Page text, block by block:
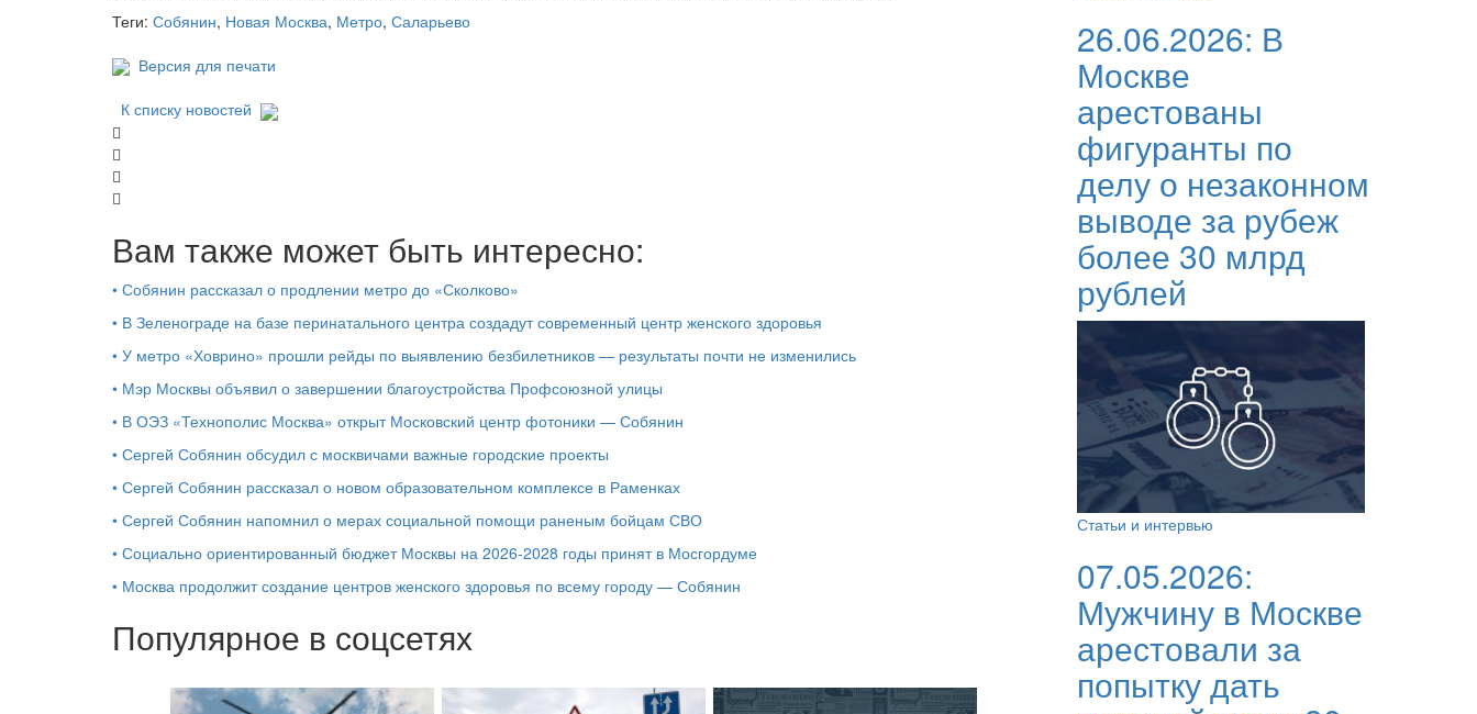
Теги: Собянин, Новая Москва, Метро, Саларьево
Версия для печати
К списку новостей
Вам также может быть интересно:
• Собянин рассказал о продлении метро до «Сколково»
• В Зеленограде на базе перинатального центра создадут современный центр женского здоровья
• У метро «Ховрино» прошли рейды по выявлению безбилетников — результаты почти не изменились
• Мэр Москвы объявил о завершении благоустройства Профсоюзной улицы
• В ОЭЗ «Технополис Москва» открыт Московский центр фотоники — Собянин
• Сергей Собянин обсудил с москвичами важные городские проекты
• Сергей Собянин рассказал о новом образовательном комплексе в Раменках
• Сергей Собянин напомнил о мерах социальной помощи раненым бойцам СВО
• Социально ориентированный бюджет Москвы на 2026-2028 годы принят в Мосгордуме
• Москва продолжит создание центров женского здоровья по всему городу — Собянин
Популярное в соцсетях
26.06.2026: В
Москве
арестованы
фигуранты по
делу о незаконном
выводе за рубеж
более 30 млрд
рублей
Статьи и интервью
07.05.2026:
Мужчину в Москве
арестовали за
попытку дать